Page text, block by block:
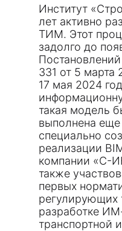
Институт
лет активно
ТИМ. Этот
задолго до
331 от 5 марта
17 мая 2024
такая модель
выполнена
специально
реализации
компании «С-
также
первых
регулирующих
разработке
транспортной